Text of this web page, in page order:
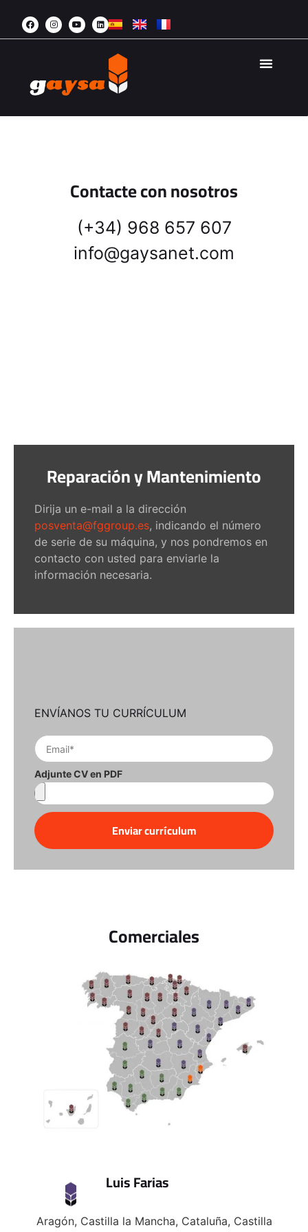
Contacte con nosotros
(+34) 968 657 607
info@gaysanet.com
Reparación y Mantenimiento
Dirija un e-mail a la dirección
posventa@fggroup.es, indicando el número
de serie de su máquina, y nos pondremos en
contacto con usted para enviarle la
información necesaria.
ENVÍANOS TU CURRÍCULUM
Adjunte CV en PDF
Enviar currículum
Comerciales
Luis Farias
Aragón, Castilla la Mancha, Cataluña, Castilla